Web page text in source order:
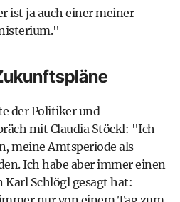
ist ja auch einer meiner
der Politiker und
mit Claudia Stöckl: "Ich
meine Amtsperiode als
Ich habe aber immer einen
Schlögl gesagt hat: